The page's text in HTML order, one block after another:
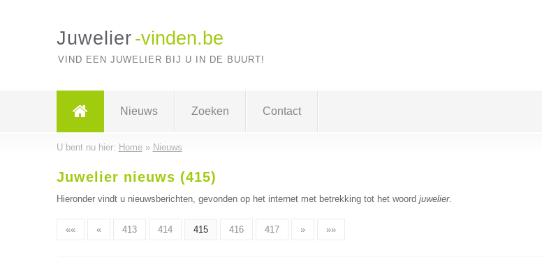
Juwelier -vinden.be
VIND EEN JUWELIER BIJ U IN DE BUURT!
Nieuws Zoeken Contact
U bent nu hier: Home» Nieuws
Juwelier nieuws (415)
Hieronder vindt u nieuwsberichten, gevonden op het internet met betrekking tot het woord juwelier.
«« « 413 414 415 416 417 » »»